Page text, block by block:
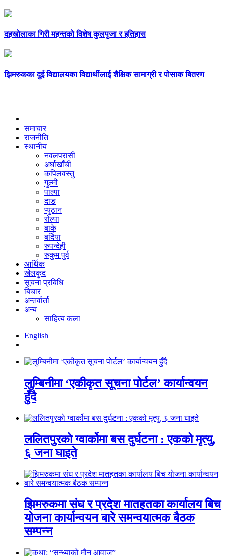
दहखोलाका गिरी महन्तको विशेष कुलपुजा र इतिहास
झिमरुकका दुई विद्यालयका विद्यार्थीलाई शैक्षिक सामाग्री र पोसाक बितरण
समाचार
राजनीति
स्थानीय
नवलपरासी
अर्घाखाँची
कपिलवस्तु
गुल्मी
पाल्पा
दाङ
प्युठान
रोल्पा
बाके
बर्दिया
रुपन्देही
रुकुम पुर्व
आर्थिक
खेलकुद
सूचना प्रबिधि
बिचार
अन्तर्वार्ता
अन्य
साहित्य कला
English
लुम्बिनीमा ‘एकीकृत सूचना पोर्टल’ कार्यान्वयन
हुँदै
ललितपुरको ग्वार्कोमा बस दुर्घटना : एकको मृत्यु,
६ जना घाइते
झिमरुकमा संघ र प्रदेश मातहतका कार्यालय बिच
योजना कार्यान्वयन बारे समन्वयात्मक बैठक
सम्पन्न